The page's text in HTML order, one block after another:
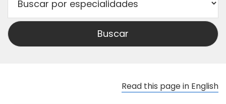
Read this page in English